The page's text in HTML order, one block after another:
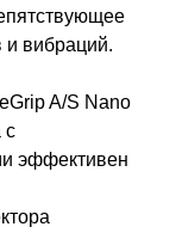
вибраций.
A/S Nano
с
эффективен